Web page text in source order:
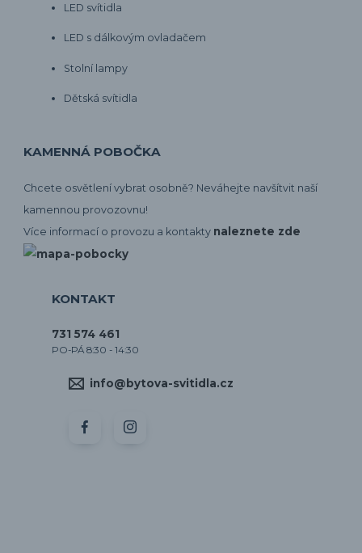
LED svítidla
LED s dálkovým ovladačem
Stolní lampy
Dětská svítidla
KAMENNÁ POBOČKA
Chcete osvětlení vybrat osobně? Neváhejte navšítvit naší
kamennou provozovnu!
Více informací o provozu a kontakty naleznete zde
KONTAKT
731 574 461
PO-PÁ 8:30 - 14:30
info@bytova-svitidla.cz